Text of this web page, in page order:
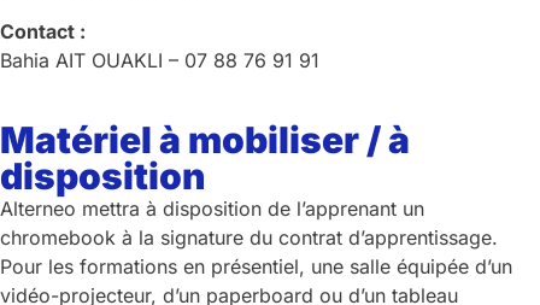
Contact :
Bahia AIT OUAKLI – 07 88 76 91 91
Matériel à mobiliser / à
disposition
Alterneo mettra à disposition de l’apprenant un
chromebook à la signature du contrat d’apprentissage.
Pour les formations en présentiel, une salle équipée d’un
vidéo-projecteur, d’un paperboard ou d’un tableau